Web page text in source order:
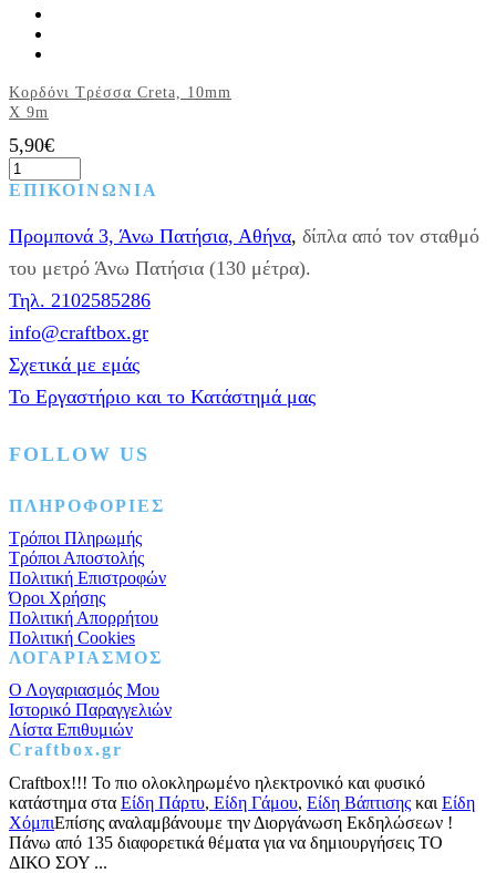
Κορδόνι Τρέσσα Creta, 10mm
X 9m
5,90€
Κορδόνι
Τρέσσα
10mm
X
9m
ποσότητα
Αυτό
προϊόν
έχει
πολλαπλές
Οι
επιλογές
μπορούν
να
επιλεγούν
στη
του
ΕΠΙΚΟΙΝΩΝΙΑ
Προμπονά 3, Άνω Πατήσια, Αθήνα, δίπλα από τον σταθμό
του μετρό Άνω Πατήσια (130 μέτρα).
Τηλ. 2102585286
info@craftbox.gr
Σχετικά με εμάς
Το Εργαστήριο και το Κατάστημά μας
FOLLOW US
Facebook
Instagram
Pinterest
ΠΛΗΡΟΦΟΡΙΕΣ
Τρόποι Πληρωμής
Τρόποι Αποστολής
Πολιτική Επιστροφών
Όροι Χρήσης
Πολιτική Απορρήτου
Πολιτική Cookies
ΛΟΓΑΡΙΑΣΜΟΣ
Ο Λογαριασμός Μου
Ιστορικό Παραγγελιών
Λίστα Επιθυμιών
Craftbox.gr
Craftbox!!! Το πιο ολοκληρωμένο ηλεκτρονικό και φυσικό
κατάστημα στα Είδη Πάρτυ, Είδη Γάμου, Είδη Βάπτισης και Είδη
ΧόμπιΕπίσης αναλαμβάνουμε την Διοργάνωση Εκδηλώσεων !
Πάνω από 135 διαφορετικά θέματα για να δημιουργήσεις ΤΟ
ΔΙΚΟ ΣΟΥ ...